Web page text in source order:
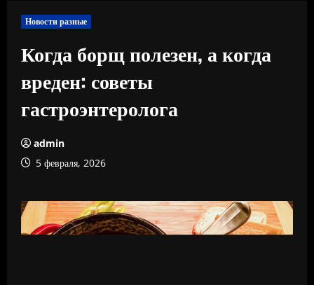
Новости разные
Когда борщ полезен, а когда
вреден: советы
гастроэнтеролога
admin
5 февраля, 2026